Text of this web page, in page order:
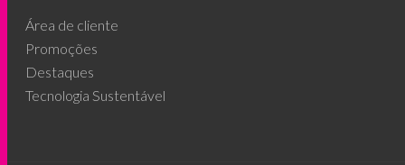
Área de cliente
Promoções
Destaques
Tecnologia Sustentável